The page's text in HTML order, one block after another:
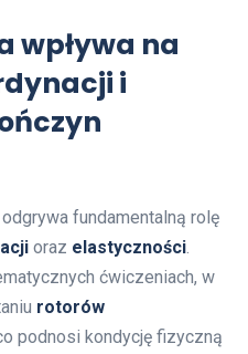
wpływa na
i
fundamentalną rolę
oraz elastyczności.
ćwiczeniach, w
rotorów
podnosi kondycję fizyczną